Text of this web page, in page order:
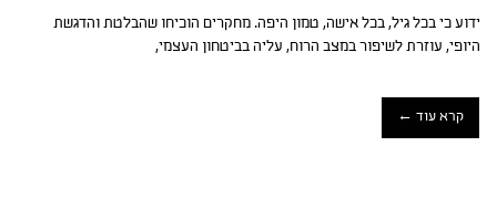
ידוע כי בכל גיל, בכל אישה, טמון היפה. מחקרים הוכיחו שהבלטת והדגשת
היופי, עוזרת לשיפור במצב הרוח, עליה בביטחון העצמי,
קרא עוד ←